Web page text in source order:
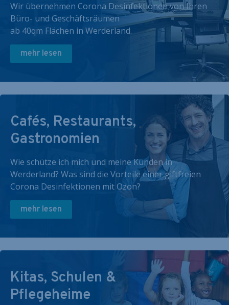
Wir übernehmen Corona Desinfektionen von Ihren
Büro- und Geschäftsräumen
ab 40qm Flächen in Werderland.
mehr lesen
Cafés, Restaurants,
Gastronomien
Wie schütze ich mich und meine Kunden in
Werderland? Was sind die Vorteile einer giftfreien
Corona Desinfektionen mit Ozon?
mehr lesen
Kitas, Schulen &
Pflegeheime